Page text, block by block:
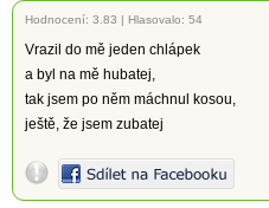
Hodnocení: 3.83 | Hlasovalo: 54
Vrazil do mě jeden chlápek
a byl na mě hubatej,
tak jsem po něm máchnul kosou,
ještě, že jsem zubatej